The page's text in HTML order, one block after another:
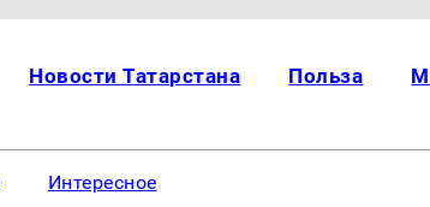
Новости Татарстана Польза
Интересное